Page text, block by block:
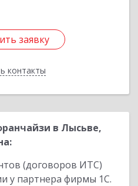
заявку
контакты
заявку
в Лысьве,
(договоров ИТС)
у партнера фирмы 1С.